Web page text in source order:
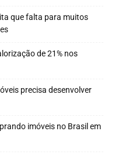
que falta para muitos
de 21% nos
precisa desenvolver
imóveis no Brasil em